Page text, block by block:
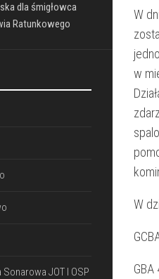
W
w
W
dla śmigłowca
Ratunkowego
JOT I OSP